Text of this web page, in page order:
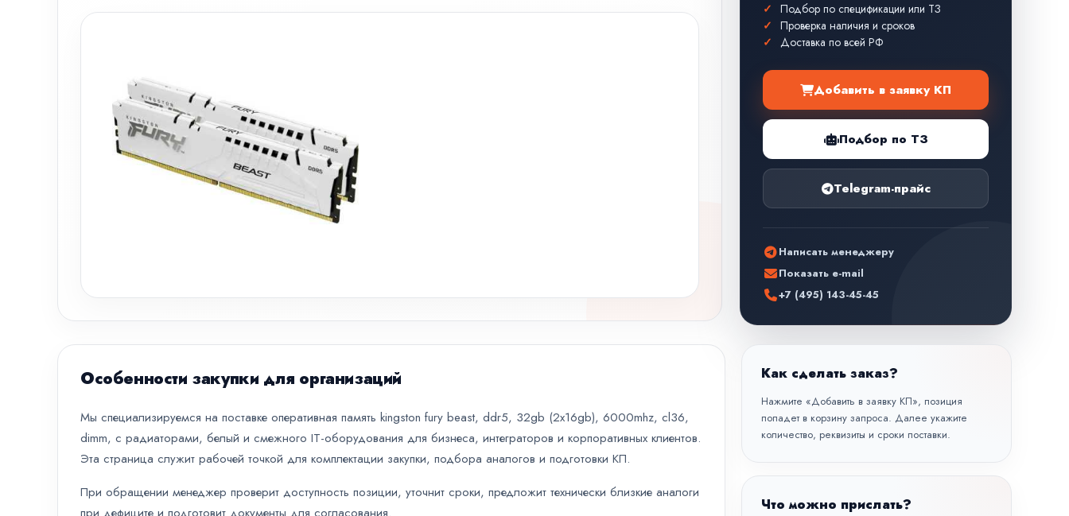
Подбор по спецификации или ТЗ
Проверка наличия и сроков
Доставка по всей РФ
Добавить в заявку КП
Подбор по ТЗ
Telegram-прайс
Написать менеджеру
Показать e-mail
+7 (495) 143-45-45
Особенности закупки для организаций
Мы специализируемся на поставке оперативная память kingston fury beast, ddr5, 32gb (2x16gb), 6000mhz, cl36,
dimm, с радиаторами, белый и смежного IT-оборудования для бизнеса, интеграторов и корпоративных клиентов.
Эта страница служит рабочей точкой для комплектации закупки, подбора аналогов и подготовки КП.
При обращении менеджер проверит доступность позиции, уточнит сроки, предложит технически близкие аналоги
Как сделать заказ?
Нажмите «Добавить в заявку КП», позиция
попадет в корзину запроса. Далее укажите
количество, реквизиты и сроки поставки.
Что можно прислать?